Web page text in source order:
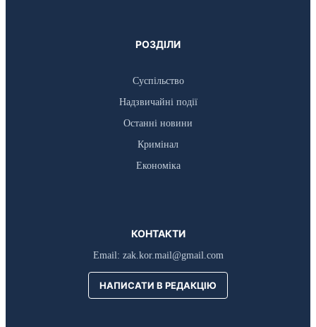
РОЗДІЛИ
Суспільство
Надзвичайні події
Останні новини
Кримінал
Економіка
КОНТАКТИ
Email: zak.kor.mail@gmail.com
НАПИСАТИ В РЕДАКЦІЮ